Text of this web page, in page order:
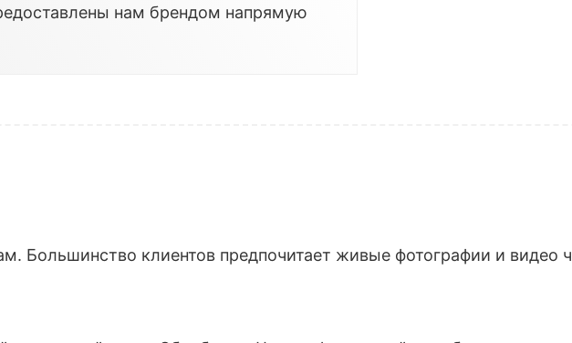
нам брендом напрямую
Большинство клиентов предпочитает живые фотографии и видео